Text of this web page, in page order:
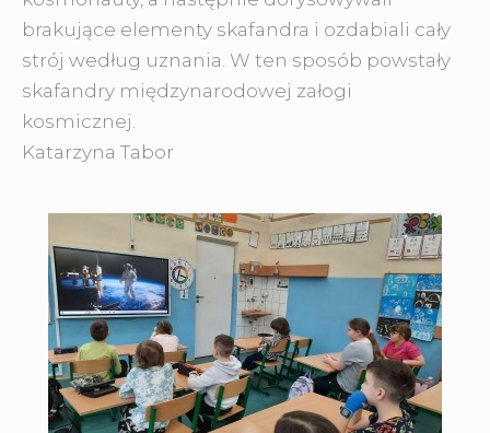
brakujące elementy skafandra i ozdabiali cały
strój według uznania. W ten sposób powstały
skafandry międzynarodowej załogi
kosmicznej.
Katarzyna Tabor